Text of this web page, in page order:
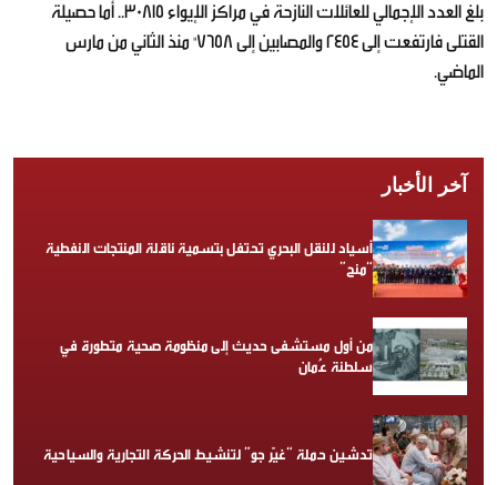
بلغ العدد الإجمالي للعائلات النازحة في مراكز الإيواء 30815.. أما حصيلة
القتلى فارتفعت إلى 2454 والمصابين إلى 7658" منذ الثاني من مارس
الماضي.
آخر الأخبار
أسياد للنقل البحري تحتفل بتسمية ناقلة المنتجات النفطية
“منح”
من أول مستشفى حديث إلى منظومة صحية متطورة في
سلطنة عُمان
تدشين حملة “غيّر جو” لتنشيط الحركة التجارية والسياحية